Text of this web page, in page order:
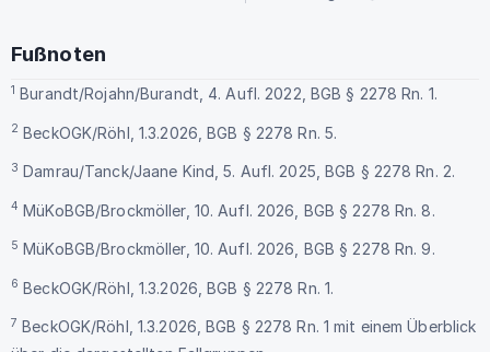
Fußnoten
1 Burandt/Rojahn/Burandt, 4. Aufl. 2022, BGB § 2278 Rn. 1.
2 BeckOGK/Röhl, 1.3.2026, BGB § 2278 Rn. 5.
3 Damrau/Tanck/Jaane Kind, 5. Aufl. 2025, BGB § 2278 Rn. 2.
4 MüKoBGB/Brockmöller, 10. Aufl. 2026, BGB § 2278 Rn. 8.
5 MüKoBGB/Brockmöller, 10. Aufl. 2026, BGB § 2278 Rn. 9.
6 BeckOGK/Röhl, 1.3.2026, BGB § 2278 Rn. 1.
7 BeckOGK/Röhl, 1.3.2026, BGB § 2278 Rn. 1 mit einem Überblick